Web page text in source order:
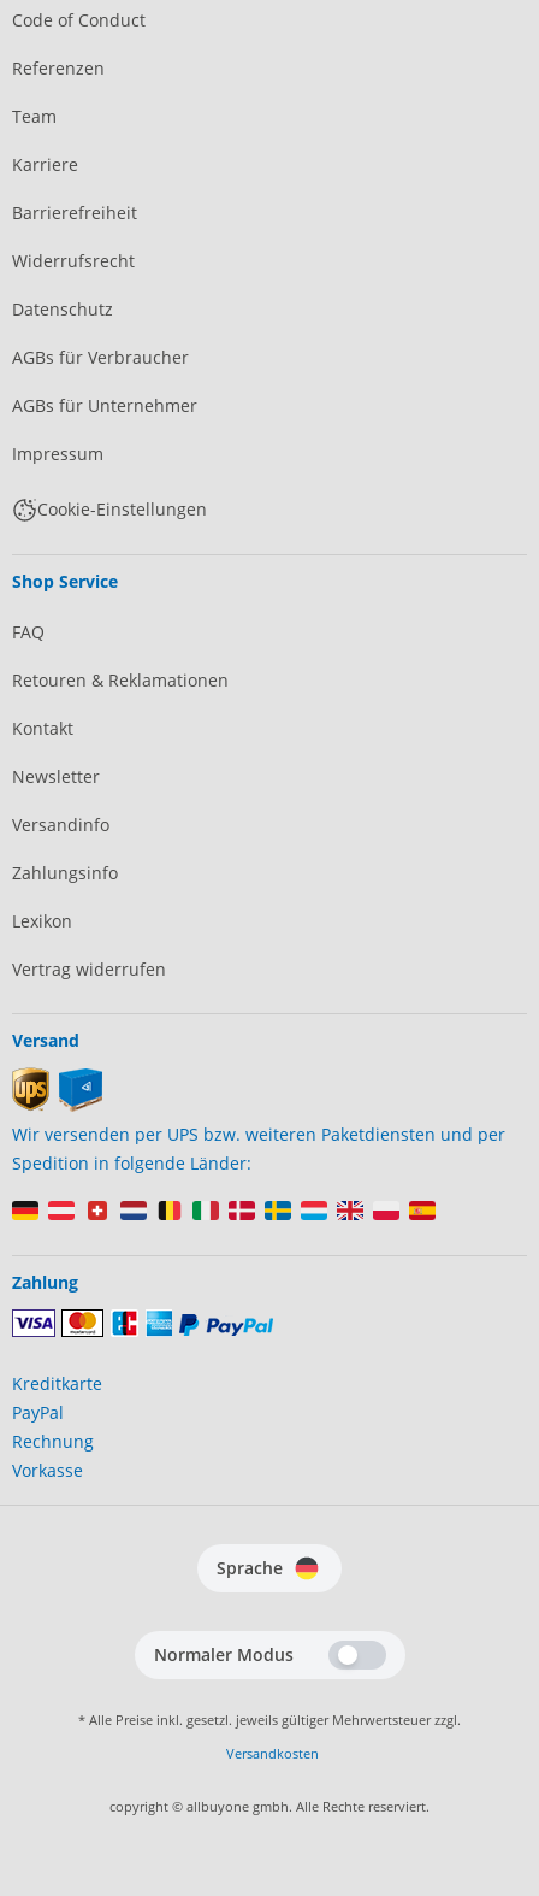
Code of Conduct
Referenzen
Team
Karriere
Barrierefreiheit
Widerrufsrecht
Datenschutz
AGBs für Verbraucher
AGBs für Unternehmer
Impressum
Cookie-Einstellungen
Shop Service
FAQ
Retouren & Reklamationen
Kontakt
Newsletter
Versandinfo
Zahlungsinfo
Lexikon
Vertrag widerrufen
Versand
Wir versenden per UPS bzw. weiteren Paketdiensten und per
Spedition in folgende Länder:
Zahlung
Kreditkarte
PayPal
Rechnung
Vorkasse
Sprache
Normaler Modus
* Alle Preise inkl. gesetzl. jeweils gültiger Mehrwertsteuer zzgl.
Versandkosten
copyright © allbuyone gmbh. Alle Rechte reserviert.